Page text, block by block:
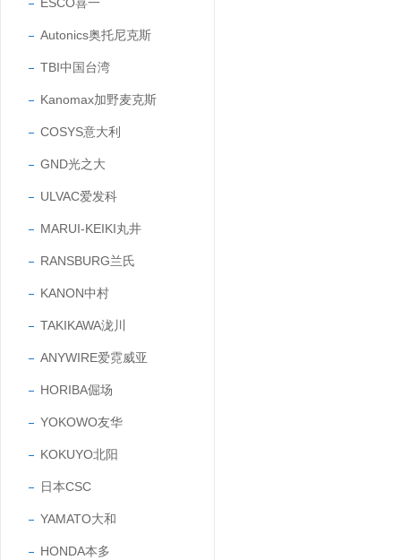
Autonics奥托尼克斯
TBI中国台湾
Kanomax加野麦克斯
COSYS意大利
GND光之大
ULVAC爱发科
MARUI-KEIKI丸井
RANSBURG兰氏
KANON中村
TAKIKAWA泷川
ANYWIRE爱霓威亚
HORIBA倔场
YOKOWO友华
KOKUYO北阳
日本CSC
YAMATO大和
HONDA本多